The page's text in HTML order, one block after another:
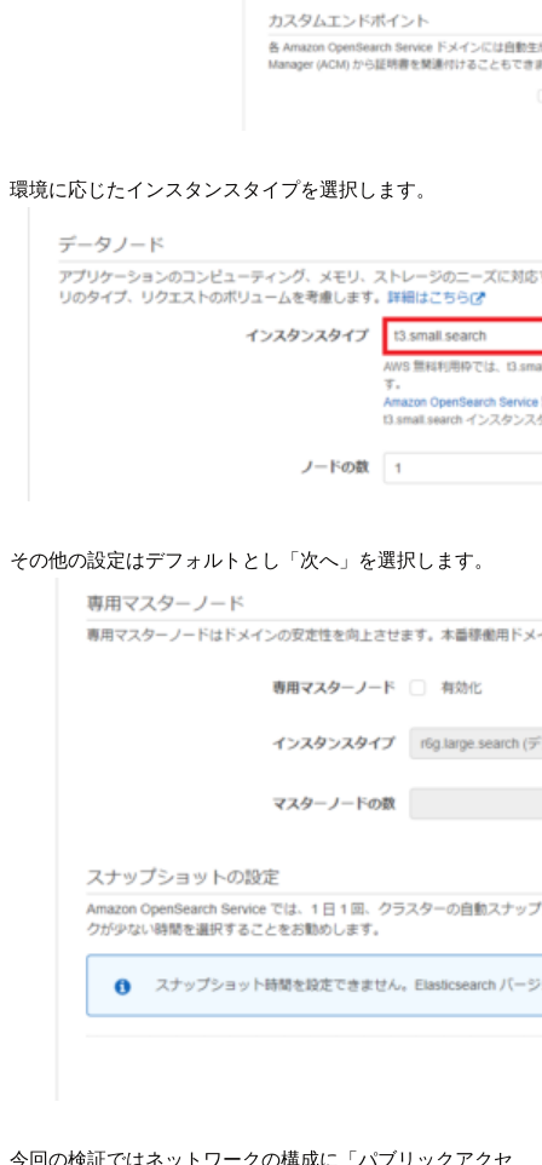
環境に応じたインスタンスタイプを選択します。
その他の設定はデフォルトとし「次へ」を選択します。
今回の検証ではネットワークの構成に「パブリックアクセ